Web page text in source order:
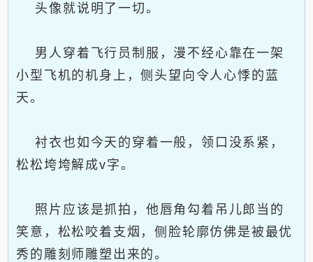
头像就说明了一切。
男人穿着飞行员制服，漫不经心靠在一架
小型飞机的机身上，侧头望向令人心悸的蓝
天。
衬衣也如今天的穿着一般，领口没系紧，
松松垮垮解成v字。
照片应该是抓拍，他唇角勾着吊儿郎当的
笑意，松松咬着支烟，侧脸轮廓仿佛是被最优
秀的雕刻师雕塑出来的。